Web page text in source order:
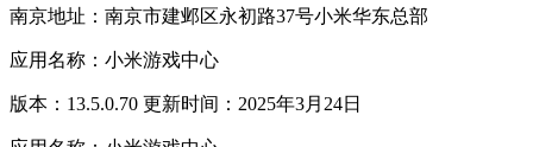
南京地址：南京市建邺区永初路37号小米华东总部
应用名称：小米游戏中心
版本：13.5.0.70 更新时间：2025年3月24日